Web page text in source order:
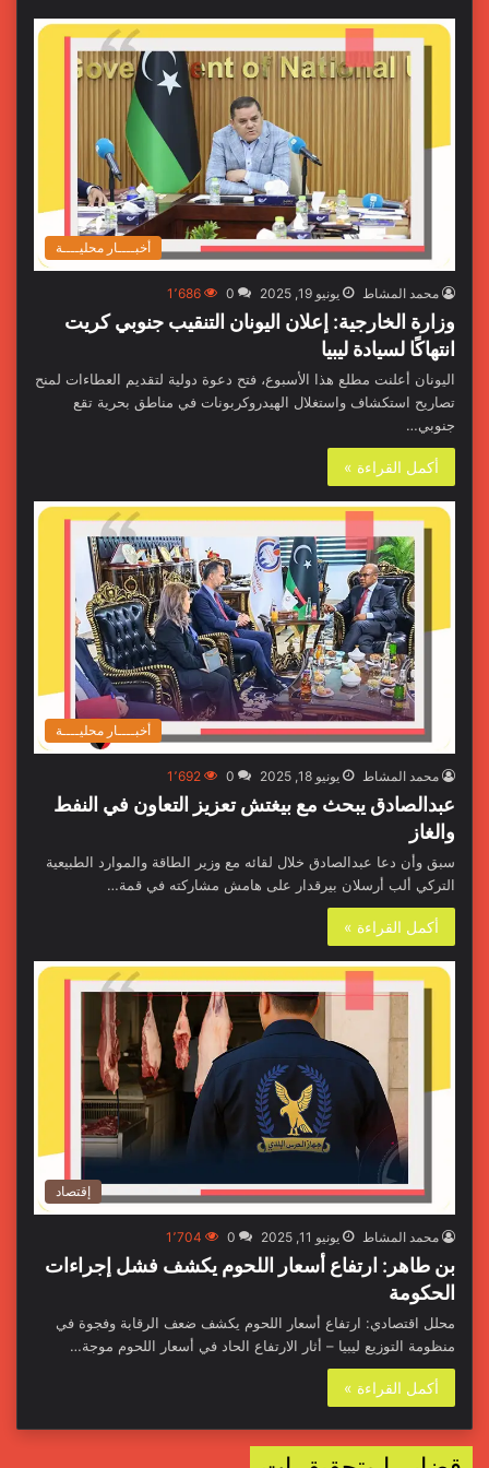
أخبــــار محليــــة
محمد المشاط يونيو 19, 2025 0 1٬686
وزارة الخارجية: إعلان اليونان التنقيب جنوبي كريت
انتهاكًا لسيادة ليبيا
اليونان أعلنت مطلع هذا الأسبوع، فتح دعوة دولية لتقديم العطاءات لمنح
تصاريح استكشاف واستغلال الهيدروكربونات في مناطق بحرية تقع
جنوبي…
أكمل القراءة »
أخبــــار محليــــة
محمد المشاط يونيو 18, 2025 0 1٬692
عبدالصادق يبحث مع بيغتش تعزيز التعاون في النفط
والغاز
سبق وأن دعا عبدالصادق خلال لقائه مع وزير الطاقة والموارد الطبيعية
التركي ألب أرسلان بيرقدار على هامش مشاركته في قمة…
أكمل القراءة »
إقتصاد
محمد المشاط يونيو 11, 2025 0 1٬704
بن طاهر: ارتفاع أسعار اللحوم يكشف فشل إجراءات
الحكومة
محلل اقتصادي: ارتفاع أسعار اللحوم يكشف ضعف الرقابة وفجوة في
منظومة التوزيع ليبيا – أثار الارتفاع الحاد في أسعار اللحوم موجة…
أكمل القراءة »